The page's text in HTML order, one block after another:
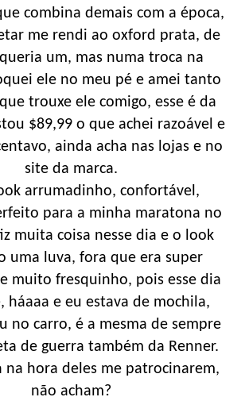
combina demais com a época,
me rendi ao oxford prata, de
um, mas numa troca na
ele no meu pé e amei tanto
trouxe ele comigo, esse é da
$89,99 o que achei razoável e
ainda acha nas lojas e no
site da marca.
arrumadinho, confortável,
para a minha maratona no
muita coisa nesse dia e o look
uma luva, fora que era super
muito fresquinho, pois esse dia
háaaa e eu estava de mochila,
no carro, é a mesma de sempre
de guerra também da Renner.
na hora deles me patrocinarem,
não acham?